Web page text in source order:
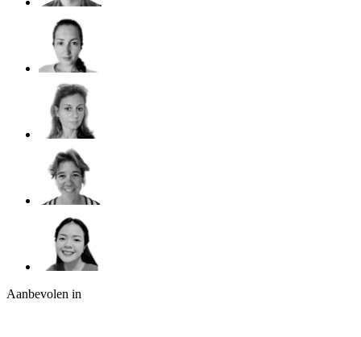
Aanbevolen in